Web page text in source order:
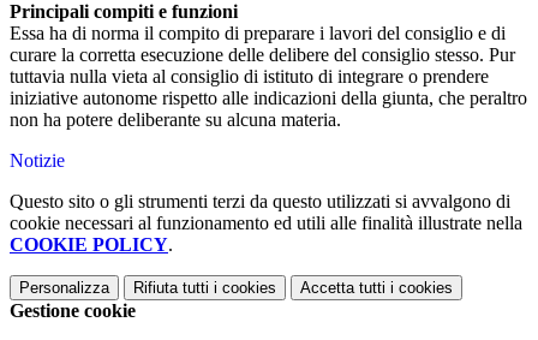
Principali compiti e funzioni
Essa ha di norma il compito di preparare i lavori del consiglio e di
curare la corretta esecuzione delle delibere del consiglio stesso. Pur
tuttavia nulla vieta al consiglio di istituto di integrare o prendere
iniziative autonome rispetto alle indicazioni della giunta, che peraltro
non ha potere deliberante su alcuna materia.
Notizie
Questo sito o gli strumenti terzi da questo utilizzati si avvalgono di
cookie necessari al funzionamento ed utili alle finalità illustrate nella
COOKIE POLICY.
Personalizza Rifiuta tutti i cookies Accetta tutti i cookies
Gestione cookie